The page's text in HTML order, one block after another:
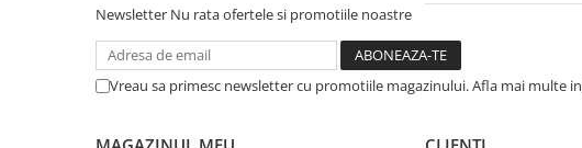
Newsletter Nu rata ofertele si promotiile noastre
Vreau sa primesc newsletter cu promotiile magazinului. Afla mai multe in